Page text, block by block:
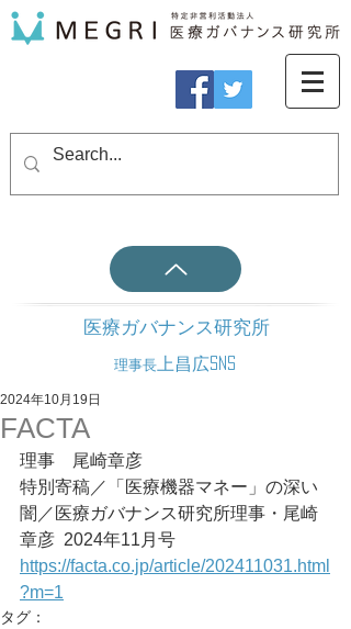
医療ガバナンス研究所
理事長 上昌広SNS
FACTA
2024年10月19日
理事　尾崎章彦
特別寄稿／「医療機器マネー」の深い
闇／医療ガバナンス研究所理事・尾崎
章彦	2024年11月号
https://facta.co.jp/article/202411031.html
?m=1
タグ：